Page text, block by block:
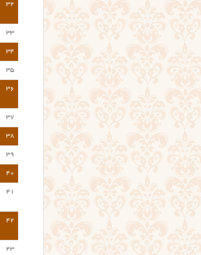
۳۲
۳۳
۳۴
۳۵
۳۶
۳۷
۳۸
۳۹
۴۰
۴۱
۴۲
۴۳